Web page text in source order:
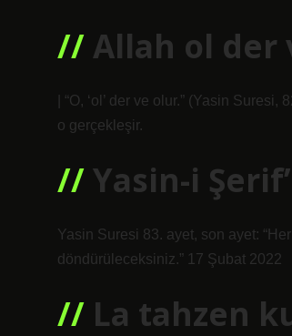
Allah ol der
| “O, ‘ol’ der ve olur.” (Yasin
o gerçekleşir.
Yasin-i
Yasin Suresi 83. ayet, son ayet:
döndürüleceksiniz.” 17 Şubat 2022
La tahzen